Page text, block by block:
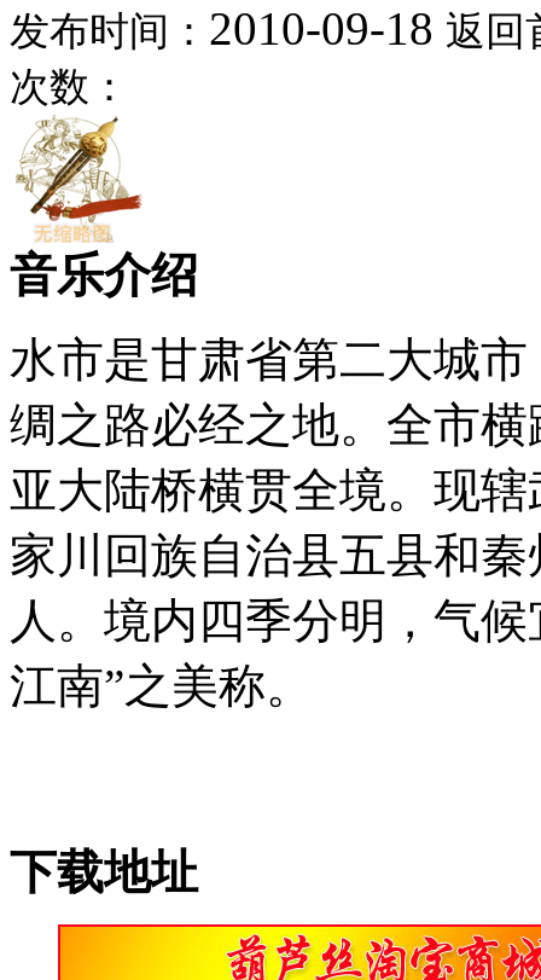
发布时间： 2010-09-18 返回
次数：
音乐介绍
水市是甘肃省第二大城
绸之路必经之地。全市
亚大陆桥横贯全境。现
家川回族自治县五县和
人。境内四季分明，气
江南”之美称。
下载地址